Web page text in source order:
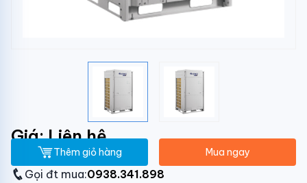
Giá: Liên hệ
Thêm giỏ hàng Mua ngay
Gọi đt mua:0938.341.898